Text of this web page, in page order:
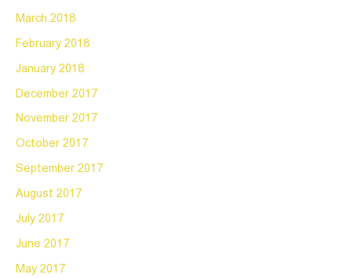
March 2018
February 2018
January 2018
December 2017
November 2017
October 2017
September 2017
August 2017
July 2017
June 2017
May 2017